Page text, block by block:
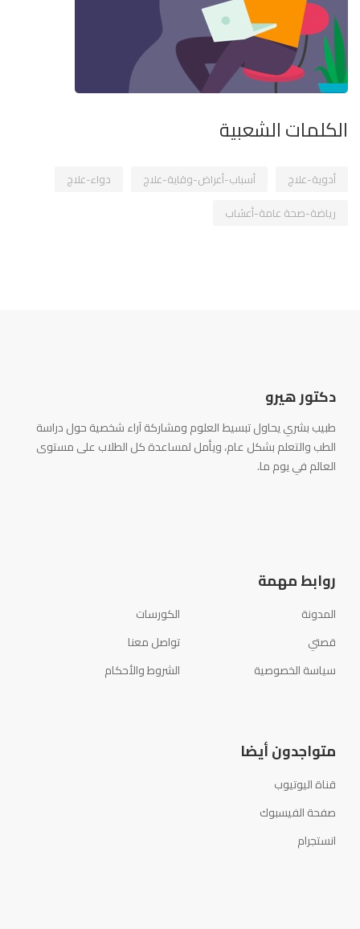
الكلمات الشعبية
أدوية-علاج أسباب-أعراض-وقاية-علاج
دواء-علاج
رياضة-صحة عامة-أعشاب
دكتور هيرو
طبيب بشري يحاول تبسيط العلوم ومشاركة آراء شخصية حول دراسة
الطب والتعلم بشكل عام، ويأمل لمساعدة كل الطلاب على مستوى
العالم في يوم ما.
روابط مهمة
المدونة
الكورسات
قصتي
تواصل معنا
سياسة الخصوصية
الشروط والأحكام
متواجدون أيضا
قناة اليوتيوب
صفحة الفيسبوك
انستجرام